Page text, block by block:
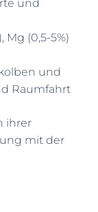
und
Mg (0,5-5%)
und
Raumfahrt
ihrer
mit der